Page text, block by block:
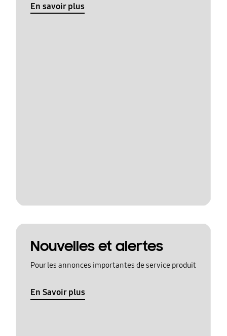
En savoir plus
Nouvelles et alertes
Pour les annonces importantes de service produit
En Savoir plus